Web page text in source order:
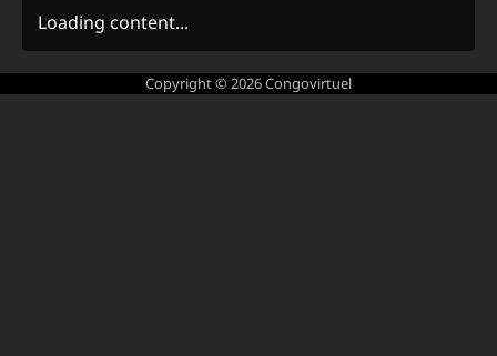
Loading content...
Copyright © 2026Congovirtuel